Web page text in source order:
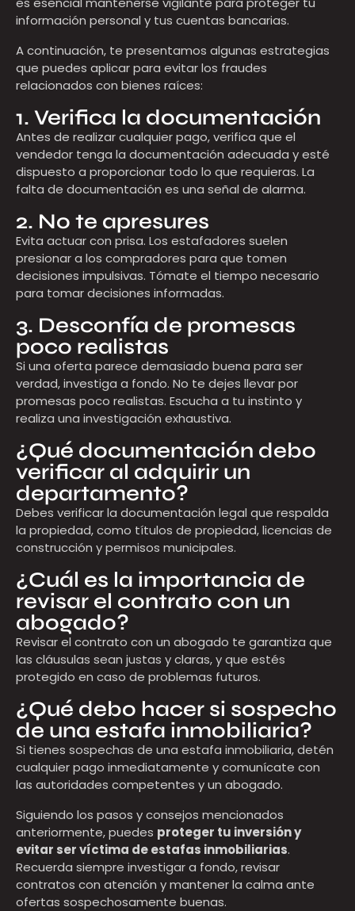
información personal y tus cuentas bancarias.
A continuación, te presentamos algunas estrategias
que puedes aplicar para evitar los fraudes
relacionados con bienes raíces:
1. Verifica la documentación
Antes de realizar cualquier pago, verifica que el
vendedor tenga la documentación adecuada y esté
dispuesto a proporcionar todo lo que requieras. La
falta de documentación es una señal de alarma.
2. No te apresures
Evita actuar con prisa. Los estafadores suelen
presionar a los compradores para que tomen
decisiones impulsivas. Tómate el tiempo necesario
para tomar decisiones informadas.
3. Desconfía de promesas
poco realistas
Si una oferta parece demasiado buena para ser
verdad, investiga a fondo. No te dejes llevar por
promesas poco realistas. Escucha a tu instinto y
realiza una investigación exhaustiva.
¿Qué documentación debo
verificar al adquirir un
departamento?
Debes verificar la documentación legal que respalda
la propiedad, como títulos de propiedad, licencias de
construcción y permisos municipales.
¿Cuál es la importancia de
revisar el contrato con un
abogado?
Revisar el contrato con un abogado te garantiza que
las cláusulas sean justas y claras, y que estés
protegido en caso de problemas futuros.
¿Qué debo hacer si sospecho
de una estafa inmobiliaria?
Si tienes sospechas de una estafa inmobiliaria, detén
cualquier pago inmediatamente y comunícate con
las autoridades competentes y un abogado.
Siguiendo los pasos y consejos mencionados
anteriormente, puedes proteger tu inversión y
evitar ser víctima de estafas inmobiliarias.
Recuerda siempre investigar a fondo, revisar
contratos con atención y mantener la calma ante
ofertas sospechosamente buenas.